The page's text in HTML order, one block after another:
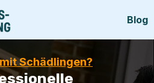
Blog
Schädlingen?